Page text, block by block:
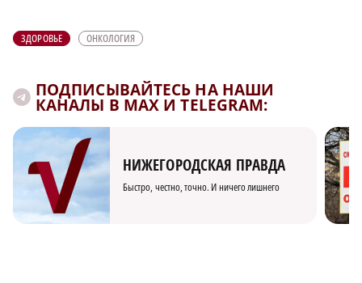
ЗДОРОВЬЕ ОНКОЛОГИЯ
ПОДПИСЫВАЙТЕСЬ НА НАШИ
КАНАЛЫ В MAX И TELEGRAM:
НИЖЕГОРОДСКАЯ ПРАВДА
Быстро, честно, точно. И ничего лишнего